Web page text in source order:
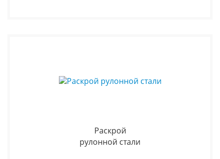
Раскрой
рулонной стали